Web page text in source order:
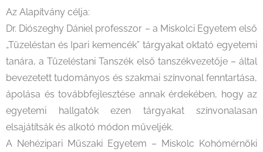
Az Alapítvány célja:
Dr. Diószeghy Dániel professzor – a Miskolci Egyetem első
„Tüzeléstan és Ipari kemencék” tárgyakat oktató egyetemi
tanára, a Tüzeléstani Tanszék első tanszékvezetője – által
bevezetett tudományos és szakmai színvonal fenntartása,
ápolása és továbbfejlesztése annak érdekében, hogy az
egyetemi hallgatók ezen tárgyakat színvonalasan
elsajátítsák és alkotó módon műveljék.
A Nehézipari Műszaki Egyetem – Miskolc Kohómérnöki